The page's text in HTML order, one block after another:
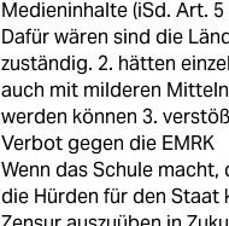
Medieninhalte (iSd. Art. 5
Dafür wären sind die
zuständig. 2. hätten
auch mit milderen
werden können 3.
Verbot gegen die EMRK
Wenn das Schule macht,
die Hürden für den Staat